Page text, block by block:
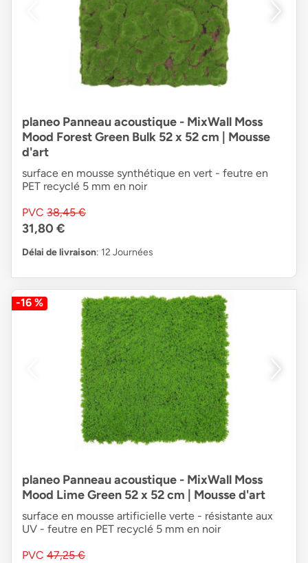
planeo Panneau acoustique - MixWall Moss
Mood Forest Green Bulk 52 x 52 cm | Mousse
d'art
surface en mousse synthétique en vert - feutre en
PET recyclé 5 mm en noir
PVC 38,45 €
31,80 €
Délai de livraison: 12 Journées
-16 %
planeo Panneau acoustique - MixWall Moss
Mood Lime Green 52 x 52 cm | Mousse d'art
surface en mousse artificielle verte - résistante aux
UV - feutre en PET recyclé 5 mm en noir
PVC 47,25 €